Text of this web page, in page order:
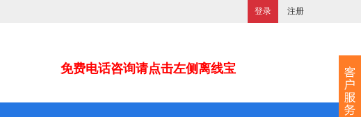
登录 注册
免费电话咨询请点击左侧离线宝